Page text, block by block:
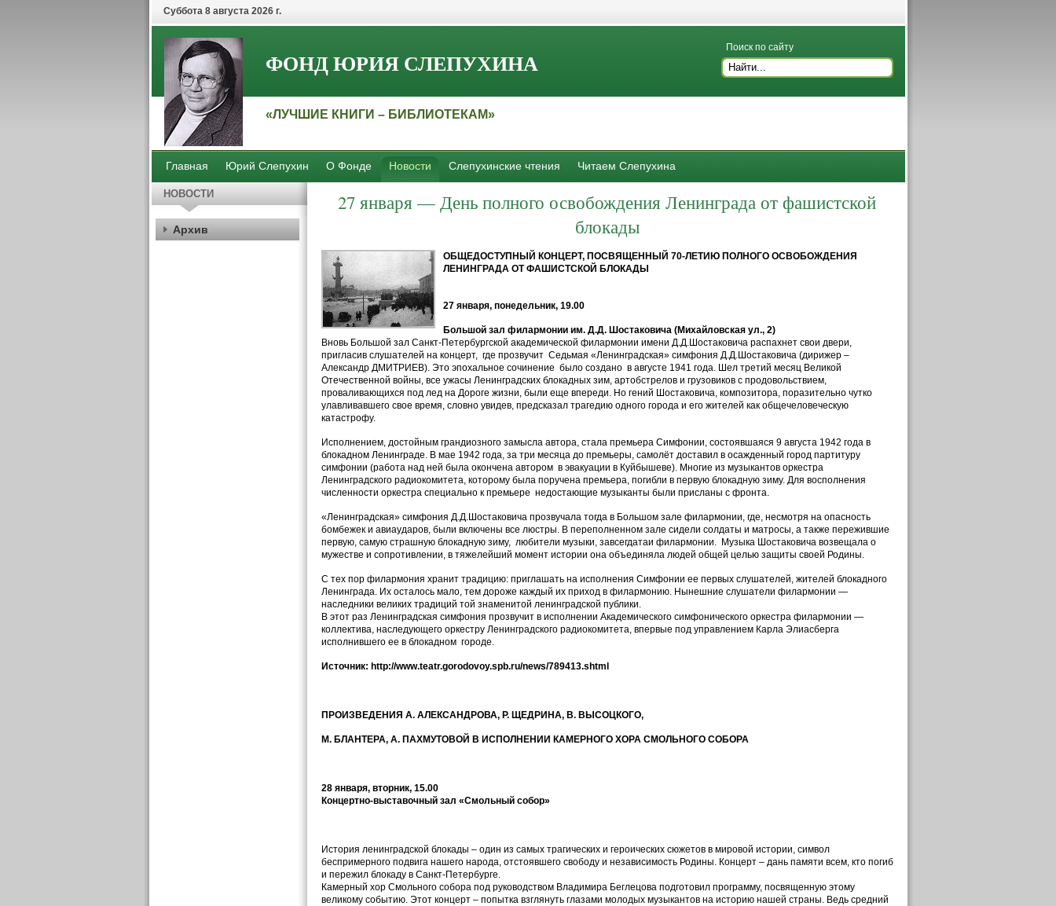
Суббота 8 августа 2026 г.
ФОНД ЮРИЯ СЛЕПУХИНА
«ЛУЧШИЕ КНИГИ – БИБЛИОТЕКАМ»
Поиск по сайту
Главная Юрий Слепухин О Фонде Новости Слепухинские чтения Читаем Слепухина
27 января — День полного освобождения Ленинграда от фашистской
блокады
ОБЩЕДОСТУПНЫЙ КОНЦЕРТ, ПОСВЯЩЕННЫЙ 70-ЛЕТИЮ ПОЛНОГО ОСВОБОЖДЕНИЯ
ЛЕНИНГРАДА ОТ ФАШИСТСКОЙ БЛОКАДЫ
27 января, понедельник, 19.00
Большой зал филармонии им. Д.Д. Шостаковича (Михайловская ул., 2)
Вновь Большой зал Санкт-Петербургской академической филармонии имени Д.Д.Шостаковича распахнет свои двери,
пригласив слушателей на концерт, где прозвучит Седьмая «Ленинградская» симфония Д.Д.Шостаковича (дирижер –
Александр ДМИТРИЕВ). Это эпохальное сочинение было создано в августе 1941 года. Шел третий месяц Великой
Отечественной войны, все ужасы Ленинградских блокадных зим, артобстрелов и грузовиков с продовольствием,
проваливающихся под лед на Дороге жизни, были еще впереди. Но гений Шостаковича, композитора, поразительно чутко
улавливавшего свое время, словно увидев, предсказал трагедию одного города и его жителей как общечеловеческую
катастрофу.
Исполнением, достойным грандиозного замысла автора, стала премьера Симфонии, состоявшаяся 9 августа 1942 года в
блокадном Ленинграде. В мае 1942 года, за три месяца до премьеры, самолёт доставил в осажденный город партитуру
симфонии (работа над ней была окончена автором в эвакуации в Куйбышеве). Многие из музыкантов оркестра
Ленинградского радиокомитета, которому была поручена премьера, погибли в первую блокадную зиму. Для восполнения
численности оркестра специально к премьере недостающие музыканты были присланы с фронта.
«Ленинградская» симфония Д.Д.Шостаковича прозвучала тогда в Большом зале филармонии, где, несмотря на опасность
бомбежек и авиаударов, были включены все люстры. В переполненном зале сидели солдаты и матросы, а также пережившие
первую, самую страшную блокадную зиму, любители музыки, завсегдатаи филармонии. Музыка Шостаковича возвещала о
мужестве и сопротивлении, в тяжелейший момент истории она объединяла людей общей целью защиты своей Родины.
С тех пор филармония хранит традицию: приглашать на исполнения Симфонии ее первых слушателей, жителей блокадного
Ленинграда. Их осталось мало, тем дороже каждый их приход в филармонию. Нынешние слушатели филармонии —
наследники великих традиций той знаменитой ленинградской публики.
В этот раз Ленинградская симфония прозвучит в исполнении Академического симфонического оркестра филармонии —
коллектива, наследующего оркестру Ленинградского радиокомитета, впервые под управлением Карла Элиасберга
исполнившего ее в блокадном городе.
Источник: http://www.teatr.gorodovoy.spb.ru/news/789413.shtml
П РОИЗВЕДЕНИЯ А. АЛЕКСАНДРОВА, Р. ЩЕДРИНА, В. ВЫСОЦКОГО,
М. БЛАНТЕРА, А. ПАХМУТОВОЙ В ИСПОЛНЕНИИ КАМЕРНОГО ХОРА СМОЛЬНОГО СОБОРА
28 января, вторник, 15.00
Концертно-выставочный зал «Смольный собор»
История ленинградской блокады – один из самых трагических и героических сюжетов в мировой истории, символ
беспримерного подвига нашего народа, отстоявшего свободу и независимость Родины. Концерт – дань памяти всем, кто погиб
и пережил блокаду в Санкт-Петербурге.
Камерный хор Смольного собора под руководством Владимира Беглецова подготовил программу, посвященную этому
великому событию. Этот концерт – попытка взглянуть глазами молодых музыкантов на историю нашей страны. Ведь средний
НОВОСТИ
Архив